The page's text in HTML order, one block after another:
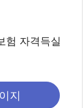
험 자격득실
지